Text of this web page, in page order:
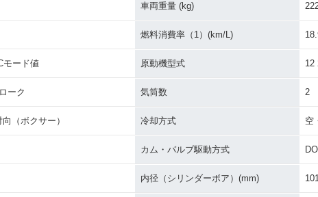
車両重量 (kg)
燃料消費率（1）(km/L)
モード値 原動機型式 12
ーク 気筒数 2
（ボクサー） 冷却方式 空
カム・バルブ駆動方式
内径（シリンダーボア）(mm)